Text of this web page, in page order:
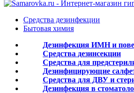
Средства дезинфекции
Бытовая химия
Дезинфекция ИМН и
Средства дезинсекции
Средства для
Дезинфицирующие
Средства для ДВУ и
Дезинфекция в